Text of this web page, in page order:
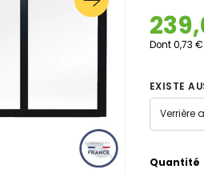
Dont 0,73
EXISTE
Quantité